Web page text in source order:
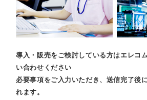
導入・販売をご検討している方はエレコ
い合わせください
必要事項をご入力いただき、送信完了後
れます。